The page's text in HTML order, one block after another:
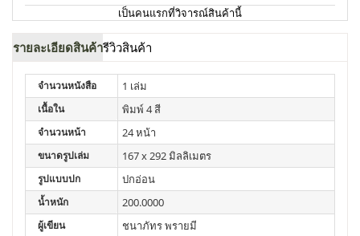
เป็นคนแรกที่วิจารณ์สินค้านี้
รายละเอียดสินค้ารีวิวสินค้า
จำนวนหนังสือ 1 เล่ม
เนื้อใน พิมพ์ 4 สี
จำนวนหน้า 24 หน้า
ขนาดรูปเล่ม 167 x 292 มิลลิเมตร
รูปแบบปก ปกอ่อน
น้ำหนัก 200.0000
ผู้เขียน ชนาภัทร พรายมี